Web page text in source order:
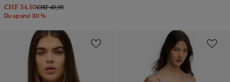
CHF 34,93Preis wurde reduziert von
CHF 49,90bis
Du sparst 30 %